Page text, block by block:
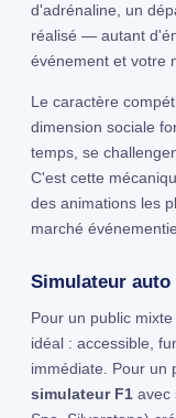
d'adrénaline, un
réalisé — autant
événement et votre
Le caractère
dimension sociale
temps, se
C'est cette
des animations les
marché
Simulateur
Pour un public
idéal : accessible,
immédiate. Pour un
simulateur F1avec